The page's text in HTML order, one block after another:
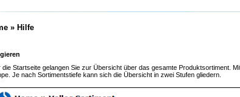
» Hilfe
die Startseite gelangen Sie zur Übersicht über das gesamte Produktsortiment.
Je nach Sortimentstiefe kann sich die Übersicht in zwei Stufen gliedern.